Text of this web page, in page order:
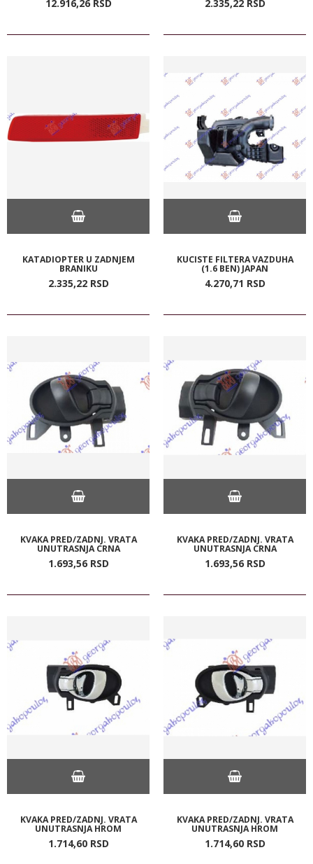
12.916,26 RSD 2.335,22 RSD
KATADIOPTER U ZADNJEM
BRANIKU
2.335,22 RSD
KUCISTE FILTERA VAZDUHA
(1.6 BEN) JAPAN
4.270,71 RSD
KVAKA PRED/ZADNJ. VRATA
UNUTRASNJA CRNA
1.693,56 RSD
KVAKA PRED/ZADNJ. VRATA
UNUTRASNJA CRNA
1.693,56 RSD
KVAKA PRED/ZADNJ. VRATA
UNUTRASNJA HROM
1.714,60 RSD
KVAKA PRED/ZADNJ. VRATA
UNUTRASNJA HROM
1.714,60 RSD